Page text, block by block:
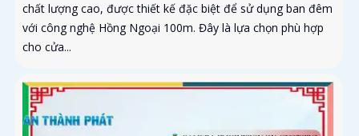
chất lượng cao, được thiết kế đặc biệt để sử dụng ban đêm
với công nghệ Hồng Ngoại 100m. Đây là lựa chọn phù hợp
cho cửa...